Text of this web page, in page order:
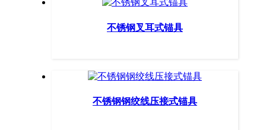
不锈钢叉耳式锚具
不锈钢钢绞线压接式锚具